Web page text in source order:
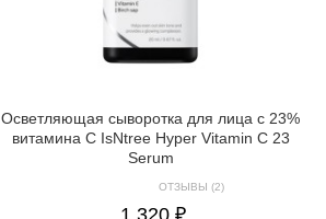
Осветляющая сыворотка для лица с 23%
витамина С IsNtree Hyper Vitamin C 23
Serum
ОТЗЫВЫ (2)
1 320 ₽